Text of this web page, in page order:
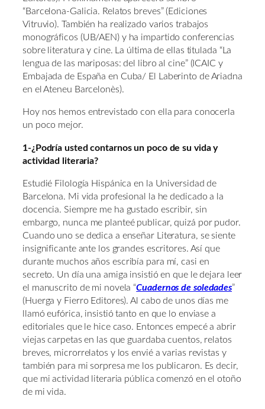
“Barcelona-Galicia. Relatos breves” (Ediciones
Vitruvio). También ha realizado varios trabajos
monográficos (UB/AEN) y ha impartido conferencias
sobre literatura y cine. La última de ellas titulada “La
lengua de las mariposas: del libro al cine” (ICAIC y
Embajada de España en Cuba/ El Laberinto de Ariadna
en el Ateneu Barcelonès).
Hoy nos hemos entrevistado con ella para conocerla
un poco mejor.
1-¿Podría usted contarnos un poco de su vida y
actividad literaria?
Estudié Filología Hispánica en la Universidad de
Barcelona. Mi vida profesional la he dedicado a la
docencia. Siempre me ha gustado escribir, sin
embargo, nunca me planteé publicar, quizá por pudor.
Cuando uno se dedica a enseñar Literatura, se siente
insignificante ante los grandes escritores. Así que
durante muchos años escribía para mí, casi en
secreto. Un día una amiga insistió en que le dejara leer
el manuscrito de mi novela “Cuadernos de soledades”
(Huerga y Fierro Editores). Al cabo de unos días me
llamó eufórica, insistió tanto en que lo enviase a
editoriales que le hice caso. Entonces empecé a abrir
viejas carpetas en las que guardaba cuentos, relatos
breves, microrrelatos y los envié a varias revistas y
también para mi sorpresa me los publicaron. Es decir,
que mi actividad literaria pública comenzó en el otoño
de mi vida.